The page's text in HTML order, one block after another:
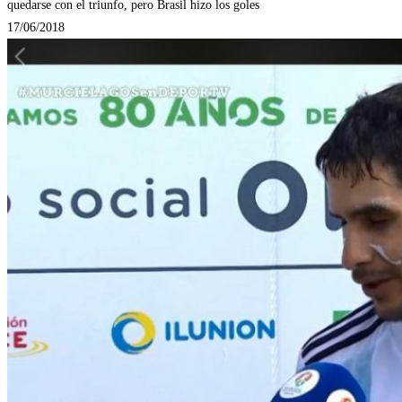
quedarse con el triunfo, pero Brasil hizo los goles
17/06/2018